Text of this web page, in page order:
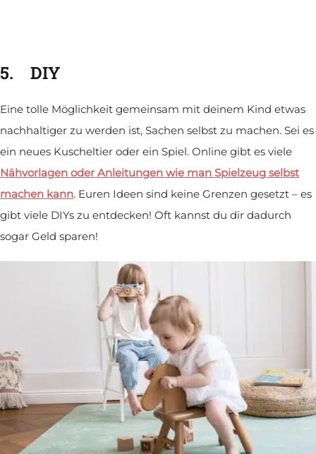
5. DIY
Eine tolle Möglichkeit gemeinsam mit deinem Kind etwas
nachhaltiger zu werden ist, Sachen selbst zu machen. Sei es
ein neues Kuscheltier oder ein Spiel. Online gibt es viele
Nähvorlagen oder Anleitungen wie man Spielzeug selbst
machen kann. Euren Ideen sind keine Grenzen gesetzt – es
gibt viele DIYs zu entdecken! Oft kannst du dir dadurch
sogar Geld sparen!